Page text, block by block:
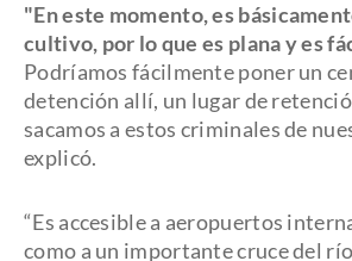
"En este momento, es
cultivo, por lo que es plana y es
Podríamos fácilmente poner un
detención allí, un lugar de
sacamos a estos criminales de
explicó.
“Es accesible a aeropuertos
como a un importante cruce del